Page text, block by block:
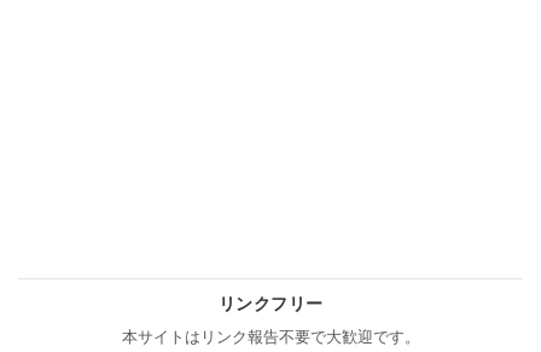
リンクフリー
本サイトはリンク報告不要で大歓迎です。